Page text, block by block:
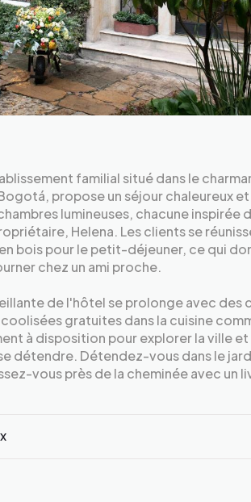
familial situé dans le
propose un séjour chaleureux
lumineuses, chacune inspirée
Helena. Les clients se
bois pour le petit-déjeuner, ce qui
chez un ami proche.
de l'hôtel se prolonge avec des
gratuites dans la cuisine
à disposition pour explorer la ville
détendre. Détendez-vous dans le
vous près de la cheminée avec un